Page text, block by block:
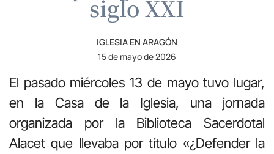
siglo XXI
IGLESIA EN ARAGÓN
15 de mayo de 2026
El pasado miércoles 13 de mayo tuvo lugar,
en la Casa de la Iglesia, una jornada
organizada por la Biblioteca Sacerdotal
Alacet que llevaba por título «¿Defender la